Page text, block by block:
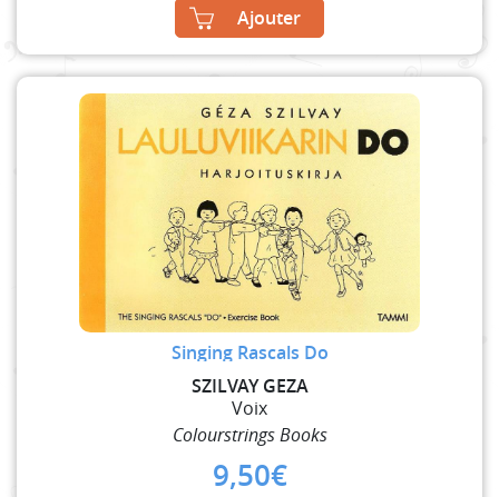
Ajouter
Singing Rascals Do
SZILVAY GEZA
Voix
Colourstrings Books
9,50€